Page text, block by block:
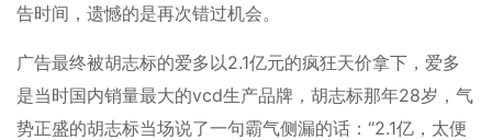
告时间，遗憾的是再次错过机会。
广告最终被胡志标的爱多以2.1亿元的疯狂天价拿下，爱多
是当时国内销量最大的vcd生产品牌，胡志标那年28岁，气
势正盛的胡志标当场说了一句霸气侧漏的话：“2.1亿，太便